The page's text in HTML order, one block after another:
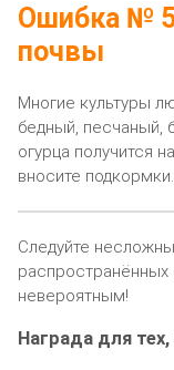
Ошибка №
почвы
Многие культуры
бедный, песчаный,
огурца получится
вносите
Следуйте
распространённых
невероятным!
Награда для